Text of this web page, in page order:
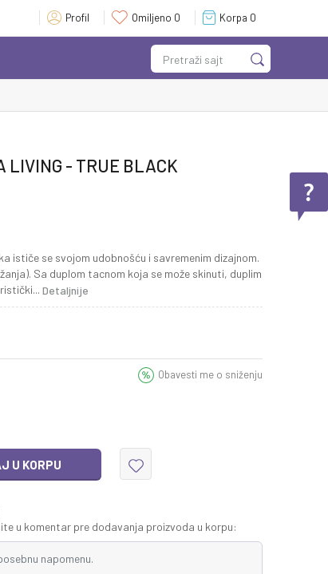
Profil Omiljeno 0 Korpa 0
Pretraži sajt
LIVING - TRUE BLACK
ističe se svojom udobnošću i savremenim dizajnom.
Sa duplom tacnom koja se može skinuti, duplim
... Detaljnije
Obavesti me o sniženju
U KORPU
u komentar pre dodavanja proizvoda u korpu: